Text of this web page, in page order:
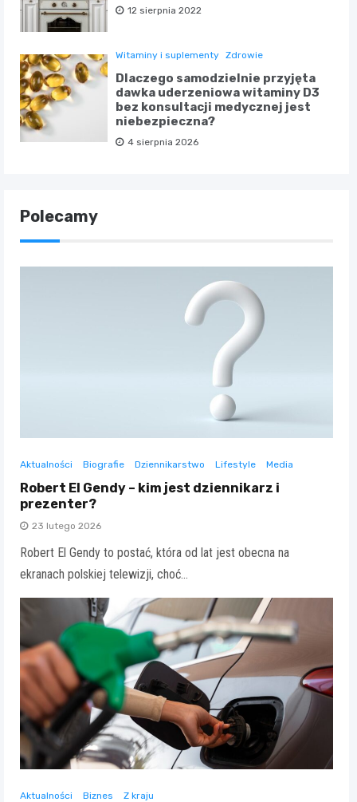
12 sierpnia 2022
Witaminy i suplementy Zdrowie
Dlaczego samodzielnie przyjęta
dawka uderzeniowa witaminy D3
bez konsultacji medycznej jest
niebezpieczna?
4 sierpnia 2026
Polecamy
Aktualności Biografie Dziennikarstwo Lifestyle Media
Robert El Gendy – kim jest dziennikarz i
prezenter?
23 lutego 2026
Robert El Gendy to postać, która od lat jest obecna na
ekranach polskiej telewizji, choć…
Aktualności Biznes Z kraju